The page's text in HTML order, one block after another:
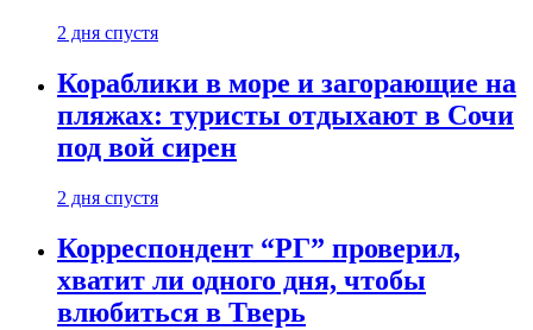
2 дня спустя
Кораблики в море и загорающие на
пляжах: туристы отдыхают в Сочи
под вой сирен
2 дня спустя
Корреспондент “РГ” проверил,
хватит ли одного дня, чтобы
влюбиться в Тверь